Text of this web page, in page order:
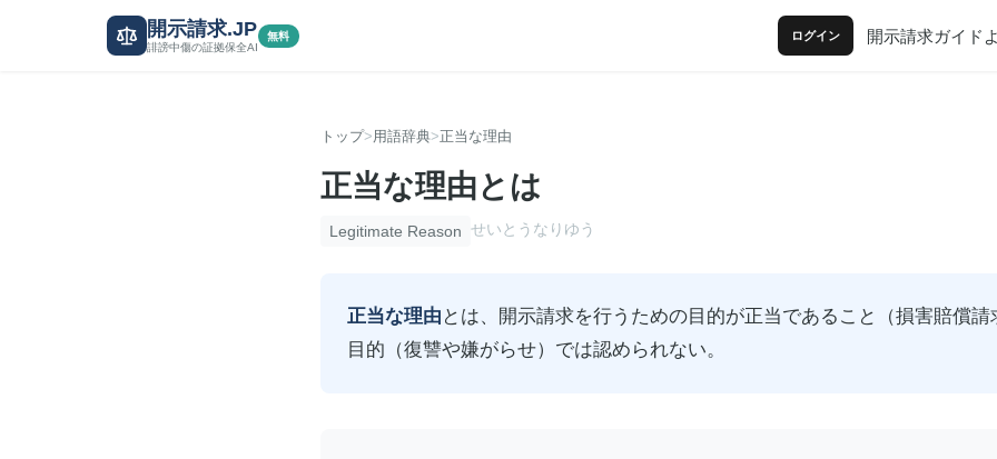
開示請求.JP
誹謗中傷の証拠保全AI
無料 ログイン 開示請求ガイド
トップ 用語辞典 正当な理由
正当な理由とは
Legitimate Reason せいとうなりゆう
正当な理由 とは、開示請求を行うための目的が正当であること（損害賠償
目的（復讐や嫌がらせ）では認められない。